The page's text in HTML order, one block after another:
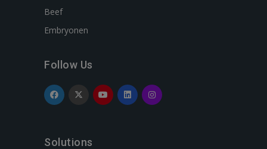
Beef
Embryonen
Follow Us
Solutions